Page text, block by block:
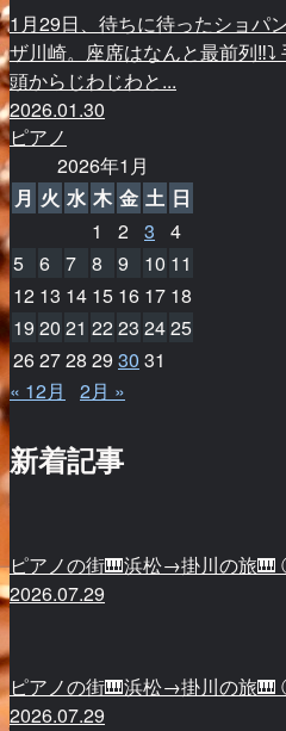
1月29日、待ちに待ったショ
ザ川崎。座席はなんと最前列
頭からじわじわと...
2026.01.30
ピアノ
2026年1月
月 火 水 木 金 土 日
1
2 3
4
5 6 7 8 9 10 11
12 13 14 15 16 17 18
19 20 21 2223 2425
262728 29 30 31
« 12月
2月 »
新着記事
ピアノの街🎹浜松→掛川の旅
2026.07.29
ピアノの街🎹浜松→掛川の旅
2026.07.29